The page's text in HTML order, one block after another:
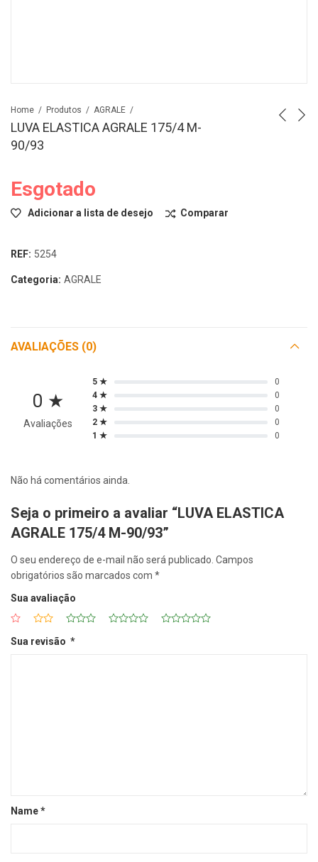
Home Produtos AGRALE
LUVA ELASTICA AGRALE 175/4 M-
90/93
Esgotado
Adicionar a lista de desejo Comparar
REF: 5254
Categoria: AGRALE
AVALIAÇÕES (0)
0 ★
Avaliações
5 ★
0
4 ★
0
3 ★
0
2 ★
0
1 ★
0
Não há comentários ainda.
Seja o primeiro a avaliar “LUVA ELASTICA
AGRALE 175/4 M-90/93”
O seu endereço de e-mail não será publicado. Campos
obrigatórios são marcados com *
Sua avaliação
Sua revisão *
Name*